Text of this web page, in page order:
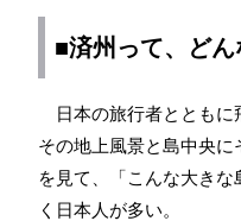
■済州って、どん
日本の旅行者とともに
その地上風景と島中央に
を見て、「こんな大き
く日本人が多い。